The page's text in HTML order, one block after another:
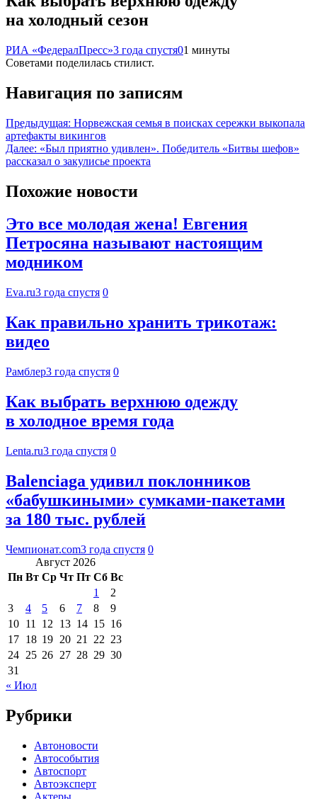
на холодный сезон
РИА «ФедералПресс»3 года спустя01 минуты
Советами поделилась стилист.
Навигация по записям
Предыдущая: Норвежская семья в поисках сережки выкопала
артефакты викингов
Далее: «Был приятно удивлен». Победитель «Битвы шефов»
рассказал о закулисье проекта
Похожие новости
Это все молодая жена! Евгения
Петросяна называют настоящим
модником
Eva.ru3 года спустя 0
Как правильно хранить трикотаж:
видео
Рамблер3 года спустя 0
Как выбрать верхнюю одежду
в холодное время года
Lenta.ru3 года спустя 0
Balenciaga удивил поклонников
«бабушкиными» сумками-пакетами
за 180 тыс. рублей
Чемпионат.com3 года спустя 0
Август 2026
Пн Вт Ср Чт Пт Сб Вс
1
2
3
4 5 6 7 8
9
10 11 12 13 14 15 16
17 18 19 20 21 22 23
24 25 26 27 28 29 30
31
« Июл
Рубрики
Автоновости
Автособытия
Автоспорт
Автоэксперт
Актеры